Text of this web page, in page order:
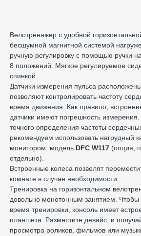
Велотренажер с удобной
бесшумной магнитной системой
ручную регулировку с помощью ручки
8 положений. Мягкое регулируемое
спинкой.
Датчики измерения пульса
позволяют контролировать частоту
время движения. Как правило,
датчики имеют погрешность
точного определения частоты
рекомендуем использовать нагрудный
монитором, модель DFC W117 (опция,
отдельно).
Встроенные колеса позволят
комнате в случае необходимости.
Тренировка на горизонтальном
довольно монотонным занятием. Чтобы
время тренировки, консоль имеет
планшета. Разместите девайс, и
просмотра роликов, фильмов или